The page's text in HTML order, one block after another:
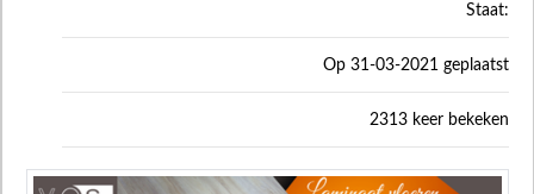
Staat:
Op 31-03-2021 geplaatst
2313 keer bekeken